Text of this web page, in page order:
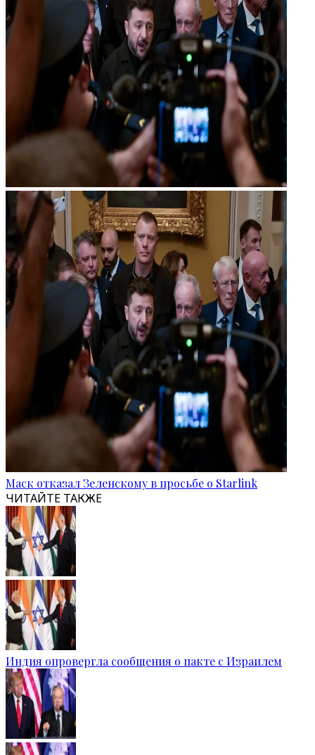
Маск отказал Зеленскому в просьбе о Starlink
ЧИТАЙТЕ ТАКЖЕ
Индия опровергла сообщения о пакте с Израилем